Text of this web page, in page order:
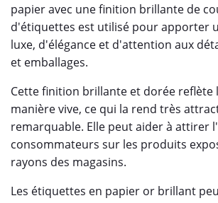
papier avec une finition brillante de
d'étiquettes est utilisé pour apporter
luxe, d'élégance et d'attention aux
et emballages.
Cette finition brillante et dorée reflète
manière vive, ce qui la rend très
remarquable. Elle peut aider à attirer
consommateurs sur les produits
rayons des magasins.
Les étiquettes en papier or brillant